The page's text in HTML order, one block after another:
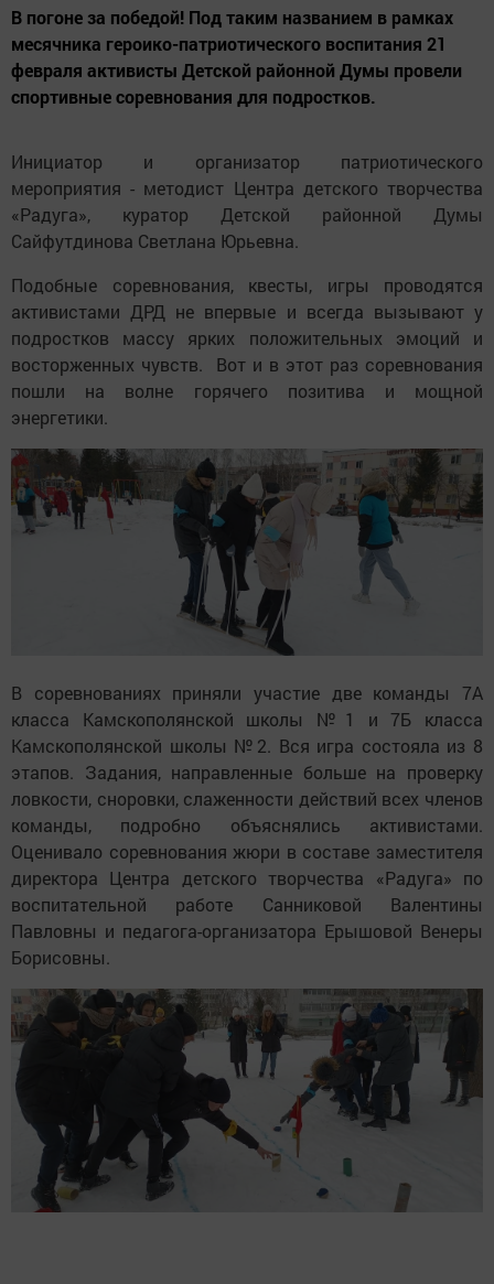
В погоне за победой! Под таким названием в рамках
месячника героико-патриотического воспитания 21
февраля активисты Детской районной Думы провели
спортивные соревнования для подростков.
Инициатор и организатор патриотического
мероприятия - методист Центра детского творчества
«Радуга», куратор Детской районной Думы
Сайфутдинова Светлана Юрьевна.
Подобные соревнования, квесты, игры проводятся
активистами ДРД не впервые и всегда вызывают у
подростков массу ярких положительных эмоций и
восторженных чувств. Вот и в этот раз соревнования
пошли на волне горячего позитива и мощной
энергетики.
В соревнованиях приняли участие две команды 7А
класса Камскополянской школы №1 и 7Б класса
Камскополянской школы №2. Вся игра состояла из 8
этапов. Задания, направленные больше на проверку
ловкости, сноровки, слаженности действий всех членов
команды, подробно объяснялись активистами.
Оценивало соревнования жюри в составе заместителя
директора Центра детского творчества «Радуга» по
воспитательной работе Санниковой Валентины
Павловны и педагога-организатора Ерышовой Венеры
Борисовны.